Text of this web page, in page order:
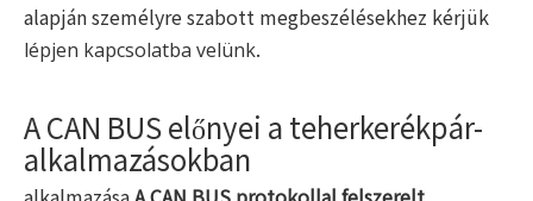
alapján személyre szabott megbeszélésekhez kérjük
lépjen kapcsolatba velünk.
A CAN BUS előnyei a teherkerékpár-
alkalmazásokban